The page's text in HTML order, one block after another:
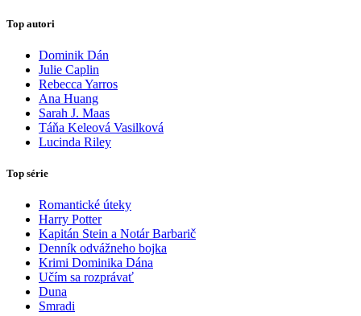
Top autori
Dominik Dán
Julie Caplin
Rebecca Yarros
Ana Huang
Sarah J. Maas
Táňa Keleová Vasilková
Lucinda Riley
Top série
Romantické úteky
Harry Potter
Kapitán Stein a Notár Barbarič
Denník odvážneho bojka
Krimi Dominika Dána
Učím sa rozprávať
Duna
Smradi